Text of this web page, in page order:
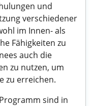
und
verschiedener
im Innen- als
Fähigkeiten zu
auch die
zu nutzen, um
zu erreichen.
sind in